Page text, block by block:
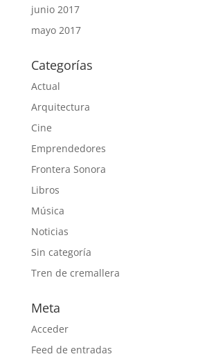
junio 2017
mayo 2017
Categorías
Actual
Arquitectura
Cine
Emprendedores
Frontera Sonora
Libros
Música
Noticias
Sin categoría
Tren de cremallera
Meta
Acceder
Feed de entradas